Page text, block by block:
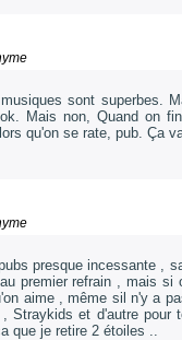
sont superbes.
Mais non, Quand on
qu'on se rate, pub. Ça
presque incessante ,
premier refrain , mais
aime , même sil n'y a
, Straykids et d'autre
que je retire 2 étoiles ..